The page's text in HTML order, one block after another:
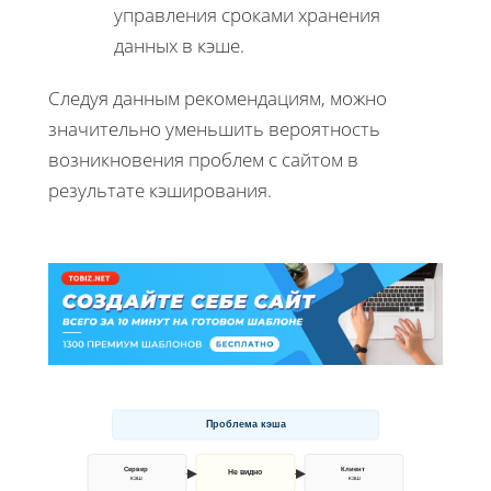
управления сроками хранения
данных в кэше.
Следуя данным рекомендациям, можно
значительно уменьшить вероятность
возникновения проблем с сайтом в
результате кэширования.
Проблема кэша
Сервер
кэш
Не видно Клиент
кэш